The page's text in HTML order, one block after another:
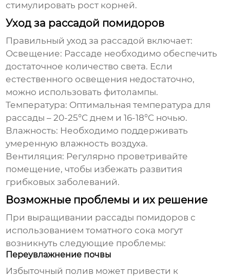
стимулировать рост корней.
Уход за рассадой помидоров
Правильный уход за рассадой включает:
Освещение: Рассаде необходимо обеспечить
достаточное количество света. Если
естественного освещения недостаточно,
можно использовать фитолампы.
Температура: Оптимальная температура для
рассады – 20-25°C днем и 16-18°C ночью.
Влажность: Необходимо поддерживать
умеренную влажность воздуха.
Вентиляция: Регулярно проветривайте
помещение, чтобы избежать развития
грибковых заболеваний.
Возможные проблемы и их решение
При выращивании рассады помидоров с
использованиемтоматного сока могут
возникнуть следующие проблемы:
Переувлажнение почвы
Избыточный полив может привести к